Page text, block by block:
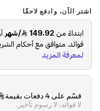
اشتر الآن، وادفع لاحقًا
قسّم على 4 دفعات بقيمة
لا فوائد، لا رسوم تأخير.